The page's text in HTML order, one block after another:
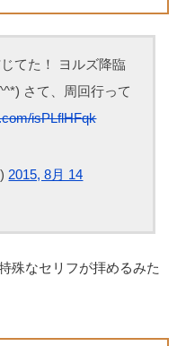
てた！ ヨルズ降臨
さて、周回行って
isPLflHFqk
2015, 8月 14
殊なセリフが拝めるみた